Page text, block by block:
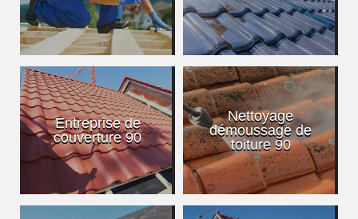
Entreprise de
couverture 90
Nettoyage
démoussage de
toiture 90